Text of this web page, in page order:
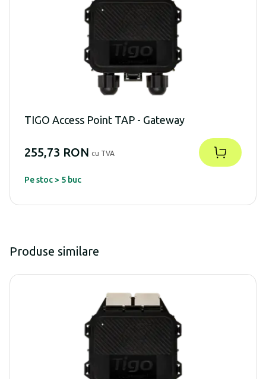
TIGO Access Point TAP - Gateway
255,73 RON cu TVA
Pe stoc > 5 buc
Produse similare